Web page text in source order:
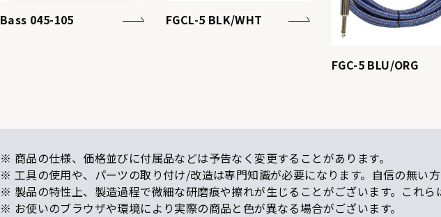
Bass 045-105 FGCL-5 BLK/WHT
FGC-5 BLU/ORG
※ 商品の仕様、価格並びに付属品などは予告なく変更することがあります。
※ 工具の使用や、パーツの取り付け/改造は専門知識が必要になります。自信の無い方
※ 製品の特性上、製造過程で微細な研磨痕や擦れが生じることがございます。これ
※ お使いのブラウザや環境により実際の商品と色が異なる場合がございます。